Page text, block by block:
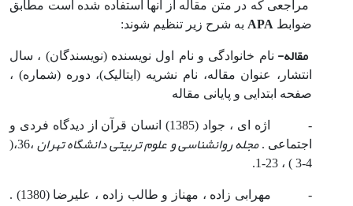
مراجعی که در متن مقاله از آنها استفاده شده است مطابق
ضوابط APA به شرح زیر تنظیم شوند:
مقاله- نام خانوادگی و نام اول نویسنده (نویسندگان) ، سال
انتشار، عنوان مقاله، نام نشریه (ایتالیک)، دوره (شماره) ،
صفحه ابتدایی و پایانی مقاله
- اژه ای ، جواد (1385) انسان قرآن از دیدگاه فردی و
اجتماعی .مجله روانشناسی و علوم تربیتی دانشگاه تهران
،36،(
4-3 ) ، 23-1.
- مهرابی زاده ، مهناز و طالب زاده ، علیرضا (1380) .